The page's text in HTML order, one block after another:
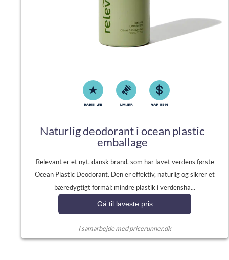
Naturlig deodorant i ocean plastic
emballage
Relevant er et nyt, dansk brand, som har lavet verdens første
Ocean Plastic Deodorant. Den er effektiv, naturlig og sikrer et
bæredygtigt formål: mindre plastik i verdensha...
Gå til laveste pris
I samarbejde med pricerunner.dk